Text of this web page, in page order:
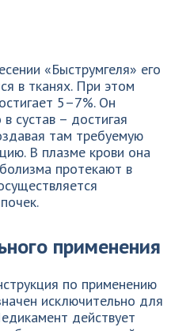
«Быструмгеля» его
в тканях. При этом
5–7%. Он
сустав – достигая
там требуемую
В плазме крови она
протекают в
применения
по применению
исключительно для
действует